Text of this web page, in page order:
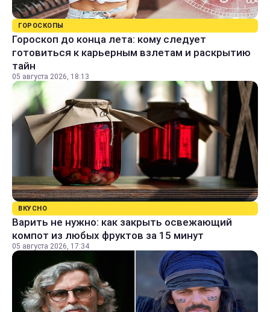
ГОРОСКОПЫ
Гороскоп до конца лета: кому следует
готовиться к карьерным взлетам и раскрытию
тайн
05 августа 2026, 18:13
ВКУСНО
Варить не нужно: как закрыть освежающий
компот из любых фруктов за 15 минут
05 августа 2026, 17:34